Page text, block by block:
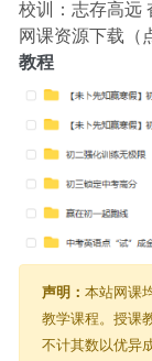
校训：志存高远
网课资源下载（
教程
声明： 本站网课
教学课程。授课
不计其数以优异